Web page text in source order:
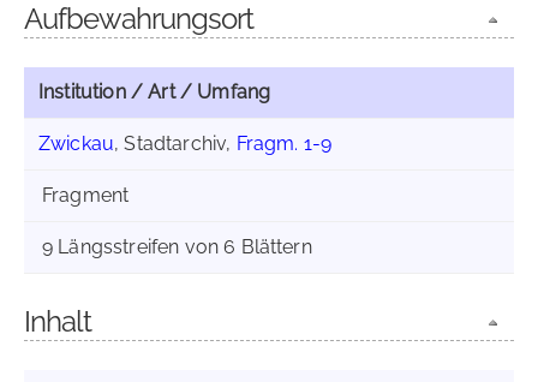
Aufbewahrungsort
Institution / Art / Umfang
Zwickau, Stadtarchiv, Fragm. 1-9
Fragment
9 Längsstreifen von 6 Blättern
Inhalt